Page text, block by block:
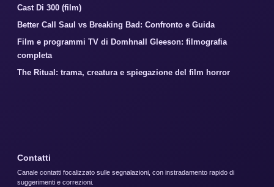
Cast Di 300 (film)
Better Call Saul vs Breaking Bad: Confronto e Guida
Film e programmi TV di Domhnall Gleeson: filmografia
completa
The Ritual: trama, creatura e spiegazione del film horror
Contatti
Canale contatti focalizzato sulle segnalazioni, con instradamento rapido di
suggerimenti e correzioni.